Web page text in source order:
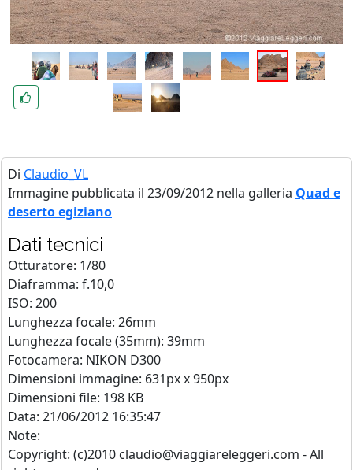
Di Claudio_VL
Immagine pubblicata il 23/09/2012 nella galleria Quad e
deserto egiziano
Dati tecnici
Otturatore: 1/80
Diaframma: f.10,0
ISO: 200
Lunghezza focale: 26mm
Lunghezza focale (35mm): 39mm
Fotocamera: NIKON D300
Dimensioni immagine: 631px x 950px
Dimensioni file: 198 KB
Data: 21/06/2012 16:35:47
Note:
Copyright: (c)2010 claudio@viaggiareleggeri.com - All